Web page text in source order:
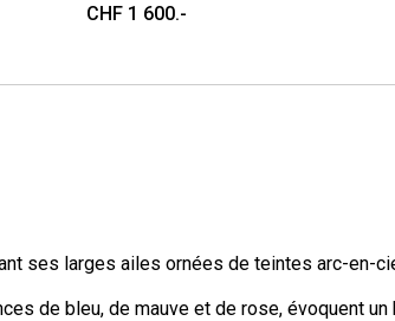
CHF 1 600.-
ses larges ailes ornées de teintes arc-en-
de bleu, de mauve et de rose, évoquent